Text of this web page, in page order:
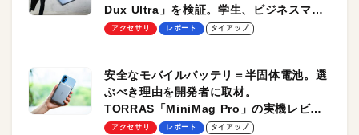
Dux Ultra」を検証。学生、ビジネスマン
のモバイルユースに最適！
アクセサリ レポート タイアップ
安全なモバイルバッテリ＝半固体電池。選
ぶべき理由を開発者に取材。
TORRAS「MiniMag Pro」の実機レビュ
ーも
アクセサリ レポート タイアップ